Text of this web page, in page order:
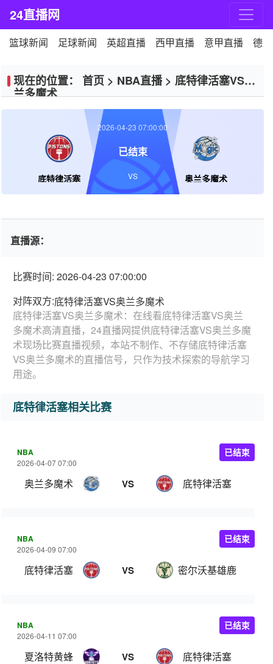
24直播网
篮球新闻 足球新闻 英超直播 西甲直播 意甲直播 德
现在的位置： 首页 > NBA直播> 底特律活塞VS奥
兰多魔术
底特律活塞 奥兰多魔术
2026-04-23 07:00:00
已结束
VS
直播源：
比赛时间: 2026-04-23 07:00:00
对阵双方:底特律活塞VS奥兰多魔术
底特律活塞VS奥兰多魔术：在线看底特律活塞VS奥兰
多魔术高清直播，24直播网提供底特律活塞VS奥兰多魔
术现场比赛直播视频，本站不制作、不存储底特律活塞
VS奥兰多魔术的直播信号，只作为技术探索的导航学习
用途。
底特律活塞相关比赛
NBA
2026-04-07 07:00
奥兰多魔术 VS 底特律活塞
已结束
NBA
2026-04-09 07:00
底特律活塞 VS 密尔沃基雄鹿
已结束
NBA
2026-04-11 07:00
夏洛特黄蜂 VS 底特律活塞
已结束